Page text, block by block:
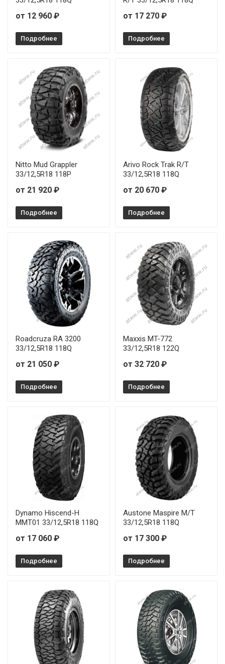
от 12 960 ₽
Подробнее
от 17 270 ₽
Подробнее
Nitto Mud Grappler
33/12,5R18 118P
от 21 920 ₽
Подробнее
Arivo Rock Trak R/T
33/12,5R18 118Q
от 20 670 ₽
Подробнее
Roadcruza RA 3200
33/12,5R18 118Q
от 21 050 ₽
Подробнее
Maxxis MT-772
33/12,5R18 122Q
от 32 720 ₽
Подробнее
Dynamo Hiscend-H
MMT01 33/12,5R18 118Q
от 17 060 ₽
Подробнее
Austone Maspire M/T
33/12,5R18 118Q
от 17 300 ₽
Подробнее